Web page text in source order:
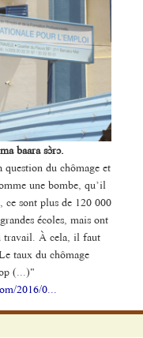
baara sɔ̀rɔ.
du chômage et
une bombe, qu’il
ce sont plus de 120 000
écoles, mais ont
travail. À cela, il faut
taux du chômage
(...)"
2016/0...